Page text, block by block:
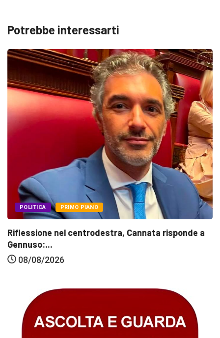
Potrebbe interessarti
POLITICA PRIMO PIANO
Riflessione nel centrodestra, Cannata risponde a
Gennuso:...
08/08/2026